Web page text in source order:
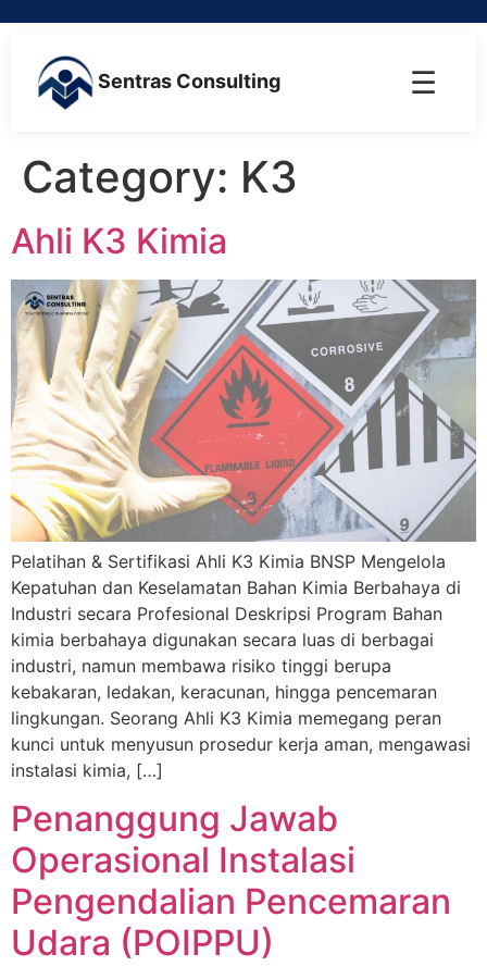
Sentras Consulting ☰
Category: K3
Ahli K3 Kimia
Pelatihan & Sertifikasi Ahli K3 Kimia BNSP Mengelola
Kepatuhan dan Keselamatan Bahan Kimia Berbahaya di
Industri secara Profesional Deskripsi Program Bahan
kimia berbahaya digunakan secara luas di berbagai
industri, namun membawa risiko tinggi berupa
kebakaran, ledakan, keracunan, hingga pencemaran
lingkungan. Seorang Ahli K3 Kimia memegang peran
kunci untuk menyusun prosedur kerja aman, mengawasi
instalasi kimia, […]
Penanggung Jawab
Operasional Instalasi
Pengendalian Pencemaran
Udara (POIPPU)